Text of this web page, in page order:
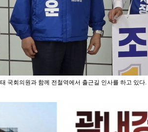
국회의원과 함께 전철역에서 출근길 인사를 하고 있다.